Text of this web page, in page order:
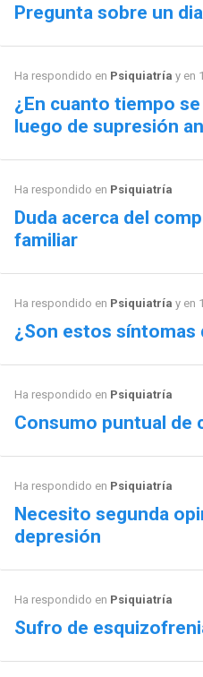
Pregunta sobre un
Ha respondido en Psiquiatría y en
¿En cuanto tiempo
luego de supresión
Ha respondido en Psiquiatría
Duda acerca del
familiar
Ha respondido en Psiquiatría y en
¿Son estos síntomas
Ha respondido en Psiquiatría
Consumo puntual de
Ha respondido en Psiquiatría
Necesito segunda
depresión
Ha respondido en Psiquiatría
Sufro de